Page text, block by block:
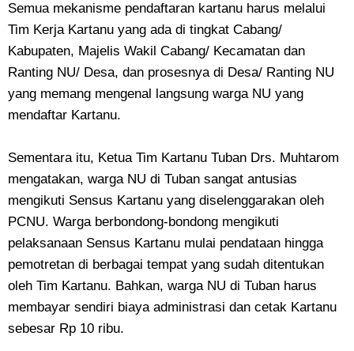
Semua mekanisme pendaftaran kartanu harus melalui
Tim Kerja Kartanu yang ada di tingkat Cabang/
Kabupaten, Majelis Wakil Cabang/ Kecamatan dan
Ranting NU/ Desa, dan prosesnya di Desa/ Ranting NU
yang memang mengenal langsung warga NU yang
mendaftar Kartanu.
Sementara itu, Ketua Tim Kartanu Tuban Drs. Muhtarom
mengatakan, warga NU di Tuban sangat antusias
mengikuti Sensus Kartanu yang diselenggarakan oleh
PCNU. Warga berbondong-bondong mengikuti
pelaksanaan Sensus Kartanu mulai pendataan hingga
pemotretan di berbagai tempat yang sudah ditentukan
oleh Tim Kartanu. Bahkan, warga NU di Tuban harus
membayar sendiri biaya administrasi dan cetak Kartanu
sebesar Rp 10 ribu.